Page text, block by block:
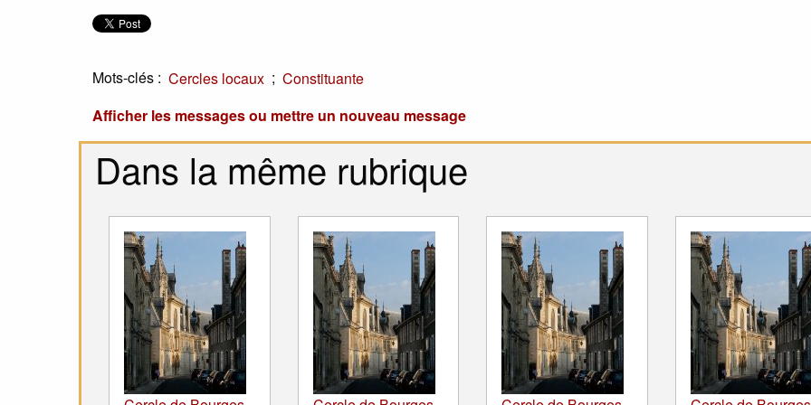
Mots-clés : Cercles locaux ; Constituante
Afficher les messages ou mettre un nouveau message
Dans la même rubrique